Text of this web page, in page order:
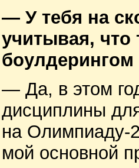
— У тебя на
учитывая,
— Да, в этом
дисциплины
на Олимпиаду-
мой основной